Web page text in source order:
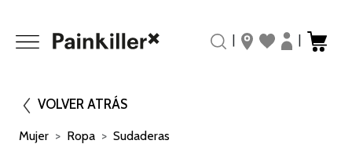
VOLVER ATRÁS
Mujer Ropa
Sudaderas